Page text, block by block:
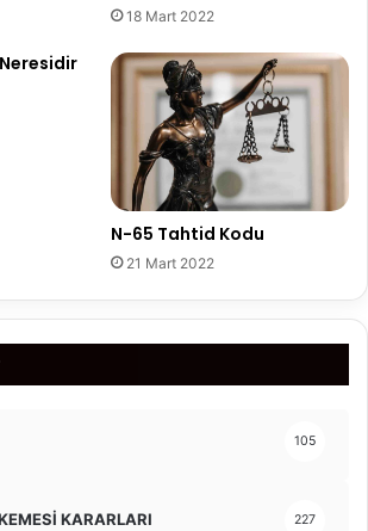
18 Mart 2022
N-65 Tahtid Kodu
21 Mart 2022
105
KARARLARI 227